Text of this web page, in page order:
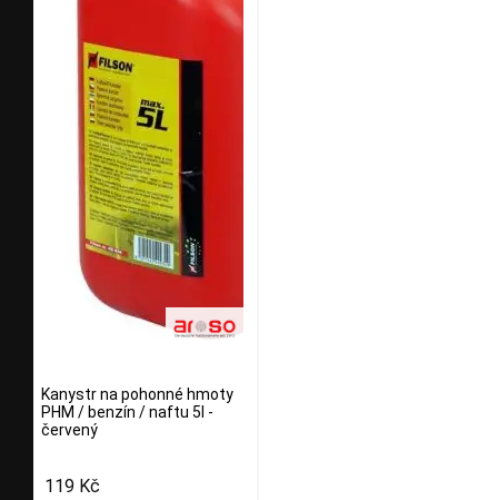
Kanystr na pohonné hmoty
PHM / benzín / naftu 5l -
červený
119 Kč